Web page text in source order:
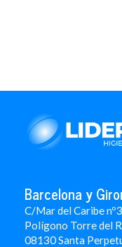
Barcelona y
C/Mar del Caribe nº3
Polígono Torre del
08130 Santa